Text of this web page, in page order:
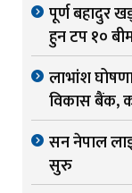
पूर्ण बहादुर
हुन टप १०
लाभांश
विकास बैंक,
सन नेपाल
सुरु